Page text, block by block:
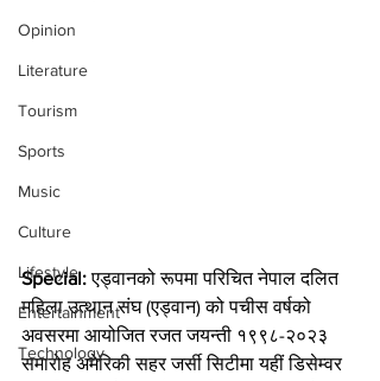
Opinion
Literature
Tourism
Sports
Music
Culture
Lifestyle
Entertainment
Technology
Special: एड्वानको रूपमा परिचित नेपाल दलित
महिला उत्थान संघ (एड्वान) को पचीस वर्षको
अवसरमा आयोजित रजत जयन्ती १९९८-२०२३
समारोह अमेरिकी सहर जर्सी सिटीमा यहीं डिसेम्वर